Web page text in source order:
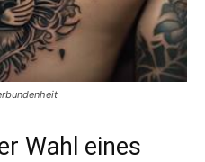
Wahl eines